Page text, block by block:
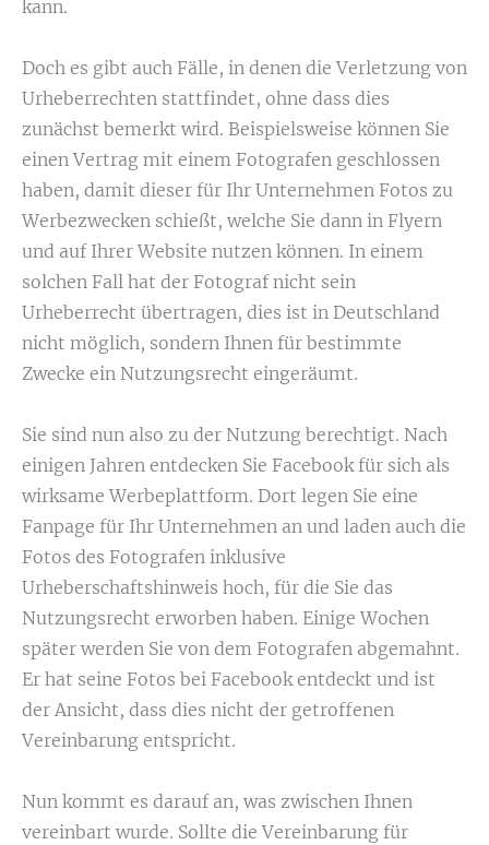
kann.
Doch es gibt auch Fälle, in denen die Verletzung von
Urheberrechten stattfindet, ohne dass dies
zunächst bemerkt wird. Beispielsweise können Sie
einen Vertrag mit einem Fotografen geschlossen
haben, damit dieser für Ihr Unternehmen Fotos zu
Werbezwecken schießt, welche Sie dann in Flyern
und auf Ihrer Website nutzen können. In einem
solchen Fall hat der Fotograf nicht sein
Urheberrecht übertragen, dies ist in Deutschland
nicht möglich, sondern Ihnen für bestimmte
Zwecke ein Nutzungsrecht eingeräumt.
Sie sind nun also zu der Nutzung berechtigt. Nach
einigen Jahren entdecken Sie Facebook für sich als
wirksame Werbeplattform. Dort legen Sie eine
Fanpage für Ihr Unternehmen an und laden auch die
Fotos des Fotografen inklusive
Urheberschaftshinweis hoch, für die Sie das
Nutzungsrecht erworben haben. Einige Wochen
später werden Sie von dem Fotografen abgemahnt.
Er hat seine Fotos bei Facebook entdeckt und ist
der Ansicht, dass dies nicht der getroffenen
Vereinbarung entspricht.
Nun kommt es darauf an, was zwischen Ihnen
vereinbart wurde. Sollte die Vereinbarung für